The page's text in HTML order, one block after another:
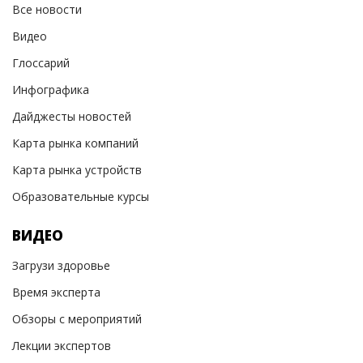
Все новости
Видео
Глоссарий
Инфографика
Дайджесты новостей
Карта рынка компаний
Карта рынка устройств
Образовательные курсы
ВИДЕО
Загрузи здоровье
Время эксперта
Обзоры с мероприятий
Лекции экспертов